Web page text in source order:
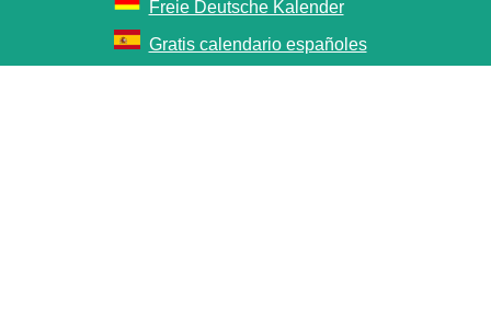
Freie Deutsche Kalender
Gratis calendario españoles